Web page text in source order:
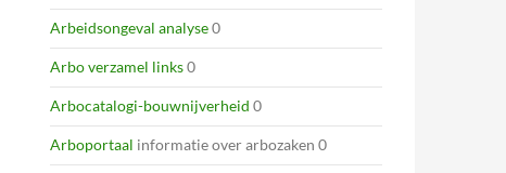
Arbeidsongeval analyse0
Arbo verzamel links0
Arbocatalogi-bouwnijverheid 0
Arboportaal informatie over arbozaken 0